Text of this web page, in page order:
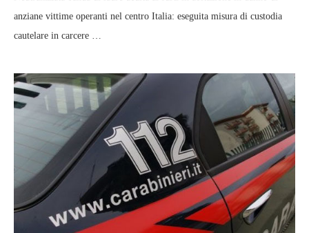
anziane vittime operanti nel centro Italia: eseguita misura di custodia
cautelare in carcere …